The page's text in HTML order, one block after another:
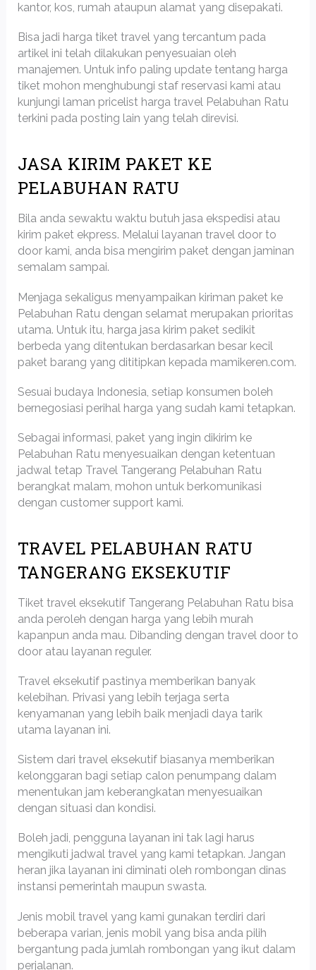
kantor, kos, rumah ataupun alamat yang disepakati.
Bisa jadi harga tiket travel yang tercantum pada
artikel ini telah dilakukan penyesuaian oleh
manajemen. Untuk info paling update tentang harga
tiket mohon menghubungi staf reservasi kami atau
kunjungi laman pricelist harga travel Pelabuhan Ratu
terkini pada posting lain yang telah direvisi.
JASA KIRIM PAKET KE
PELABUHAN RATU
Bila anda sewaktu waktu butuh jasa ekspedisi atau
kirim paket ekpress. Melalui layanan travel door to
door kami, anda bisa mengirim paket dengan jaminan
semalam sampai.
Menjaga sekaligus menyampaikan kiriman paket ke
Pelabuhan Ratu dengan selamat merupakan prioritas
utama. Untuk itu, harga jasa kirim paket sedikit
berbeda yang ditentukan berdasarkan besar kecil
paket barang yang dititipkan kepada mamikeren.com.
Sesuai budaya Indonesia, setiap konsumen boleh
bernegosiasi perihal harga yang sudah kami tetapkan.
Sebagai informasi, paket yang ingin dikirim ke
Pelabuhan Ratu menyesuaikan dengan ketentuan
jadwal tetap Travel Tangerang Pelabuhan Ratu
berangkat malam, mohon untuk berkomunikasi
dengan customer support kami.
TRAVEL PELABUHAN RATU
TANGERANG EKSEKUTIF
Tiket travel eksekutif Tangerang Pelabuhan Ratu bisa
anda peroleh dengan harga yang lebih murah
kapanpun anda mau. Dibanding dengan travel door to
door atau layanan reguler.
Travel eksekutif pastinya memberikan banyak
kelebihan. Privasi yang lebih terjaga serta
kenyamanan yang lebih baik menjadi daya tarik
utama layanan ini.
Sistem dari travel eksekutif biasanya memberikan
kelonggaran bagi setiap calon penumpang dalam
menentukan jam keberangkatan menyesuaikan
dengan situasi dan kondisi.
Boleh jadi, pengguna layanan ini tak lagi harus
mengikuti jadwal travel yang kami tetapkan. Jangan
heran jika layanan ini diminati oleh rombongan dinas
instansi pemerintah maupun swasta.
Jenis mobil travel yang kami gunakan terdiri dari
beberapa varian, jenis mobil yang bisa anda pilih
bergantung pada jumlah rombongan yang ikut dalam
perjalanan.